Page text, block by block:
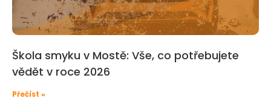
Škola smyku v Mostě: Vše, co potřebujete
vědět v roce 2026
Přečíst »